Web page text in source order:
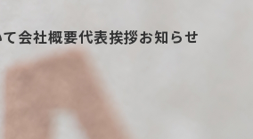
会社概要代表挨拶お知らせ